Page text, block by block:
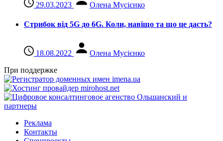
29.03.2023 Олена Мусієнко
Стрибок від 5G до 6G. Коли, навіщо та що це даcть?
18.08.2022
Олена Мусієнко
При поддержке
Реклама
Контакты